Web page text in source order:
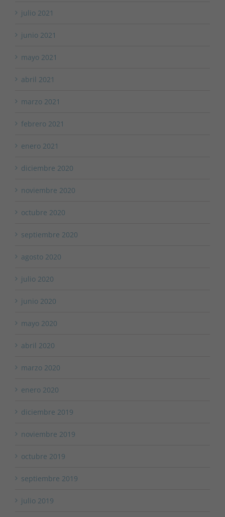
julio 2021
junio 2021
mayo 2021
abril 2021
marzo 2021
febrero 2021
enero 2021
diciembre 2020
noviembre 2020
octubre 2020
septiembre 2020
agosto 2020
julio 2020
junio 2020
mayo 2020
abril 2020
marzo 2020
enero 2020
diciembre 2019
noviembre 2019
octubre 2019
septiembre 2019
julio 2019